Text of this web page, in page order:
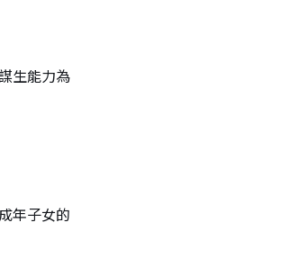
生能力為
年子女的